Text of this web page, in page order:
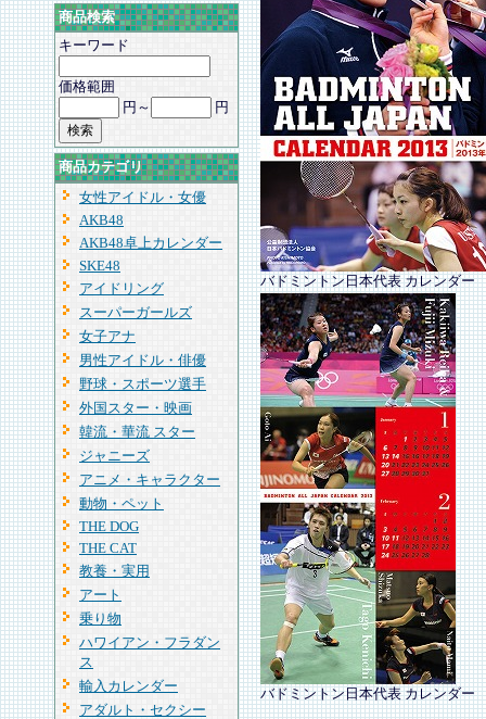
商品検索
キーワード
価格範囲
円～
円
商品カテゴリ
女性アイドル・女優
AKB48
AKB48卓上カレンダー
SKE48
アイドリング
スーパーガールズ
女子アナ
男性アイドル・俳優
野球・スポーツ選手
外国スター・映画
韓流・華流 スター
ジャニーズ
アニメ・キャラクター
動物・ペット
THE DOG
THE CAT
教養・実用
アート
乗り物
ハワイアン・フラダン
ス
輸入カレンダー
アダルト・セクシー
バドミントン日本代表 カレンダー
バドミントン日本代表 カレンダー